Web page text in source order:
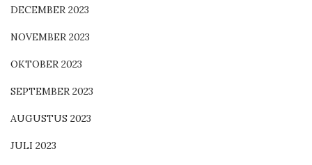
DECEMBER 2023
NOVEMBER 2023
OKTOBER 2023
SEPTEMBER 2023
AUGUSTUS 2023
JULI 2023